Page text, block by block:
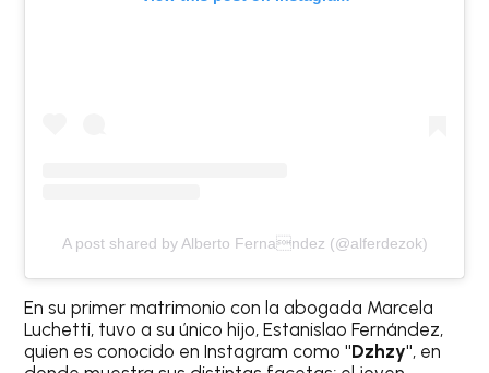
A post shared by Alberto Fernandez (@alferdezok)
En su primer matrimonio con la abogada Marcela
Luchetti, tuvo a su único hijo, Estanislao Fernández,
quien es conocido en Instagram como"Dzhzy", en